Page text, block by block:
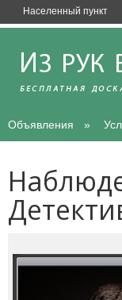
Объявления
Населенный пункт